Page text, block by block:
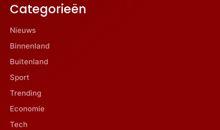
Categorieën
Nieuws
Binnenland
Buitenland
Sport
Trending
Economie
Tech